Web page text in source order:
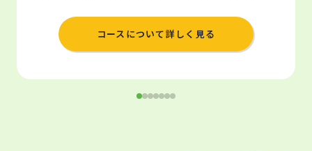
コースについて詳しく見る